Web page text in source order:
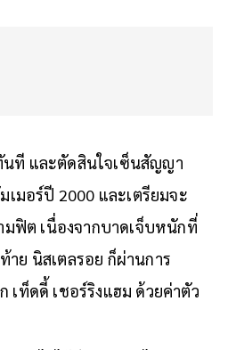
นที และตัดสินใจเซ็นสัญญา
มอร์ปี 2000 และเตรียมจะ
ฟิต เนื่องจากบาดเจ็บหนักที่
าย นิสเตลรอย ก็ผ่านการ
ท็ดดี้ เชอร์ริงแฮม ด้วยค่าตัว